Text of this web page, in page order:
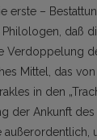
erste –
daß
Verdoppelung
Mittel, das
in den
der Ankunft